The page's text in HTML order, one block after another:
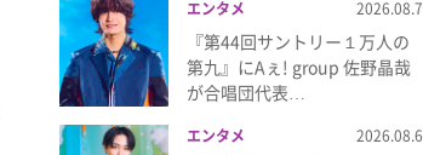
エンタメ 2026.08.7
『第44回サントリー１万人の
第九』にAぇ! group 佐野晶哉
が合唱団代表…
エンタメ 2026.08.6